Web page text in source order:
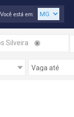
Você está em:
Silveira